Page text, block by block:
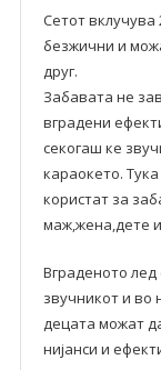
Сетот
безжични и
друг.
Забавата не
вградени
секогаш ке
караокето.
користат за
маж,жена,дете
Вграденото лед
звучникот и во
децата можат
нијанси и